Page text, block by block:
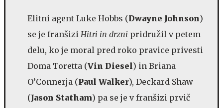
Elitni agent Luke Hobbs (Dwayne Johnson)
se je franšizi Hitri in drzni pridružil v petem
delu, ko je moral pred roko pravice privesti
Doma Toretta (Vin Diesel) in Briana
O’Connerja (Paul Walker), Deckard Shaw
(Jason Statham) pa se je v franšizi prvič